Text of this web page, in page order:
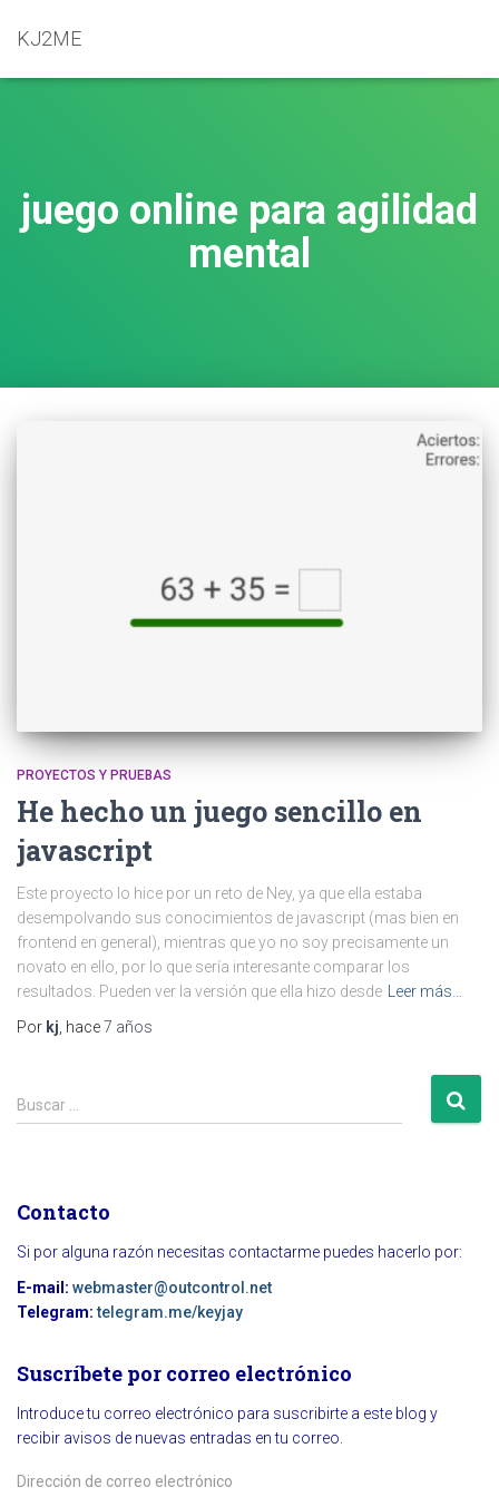
KJ2ME
juego online para agilidad
mental
PROYECTOS Y PRUEBAS
He hecho un juego sencillo en
javascript
Este proyecto lo hice por un reto de Ney, ya que ella estaba
desempolvando sus conocimientos de javascript (mas bien en
frontend en general), mientras que yo no soy precisamente un
novato en ello, por lo que sería interesante comparar los
resultados. Pueden ver la versión que ella hizo desde
Leer más…
Por kj , hace7 años
B
u
r
:
Buscar …
Contacto
Si por alguna razón necesitas contactarme puedes hacerlo por:
E-mail: webmaster@outcontrol.net
Telegram: telegram.me/keyjay
Suscríbete por correo electrónico
Introduce tu correo electrónico para suscribirte a este blog y
recibir avisos de nuevas entradas en tu correo.
D